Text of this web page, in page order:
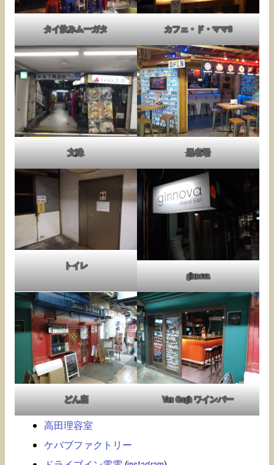
タイ飲みムーガタ カフェ・ド・ママ3
文殊 忍者場
トイレ
ginnova
どん底 Van Gogh ワインバー
高田理容室
ケバブファクトリー